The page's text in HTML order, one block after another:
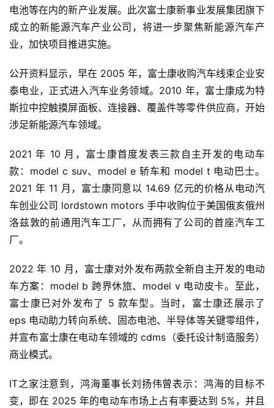
首
页
智
车
时
代
能
源
电池等在内的新产业发展。 此次富士康新事业发展集团旗下
成立的新能源汽车产业公司，将进一步聚焦新能源汽车产
业，加快项目推进实施。
公开资料显示，早在 2005 年，富士康收购汽车线束企业安
泰电业，正式进入汽车业务领域。2010 年，富士康成为特
斯拉中控触摸屏面板、连接器、覆盖件等零件供应商，开始
涉足新能源汽车领域。
2021 年 10 月，富士康首度发表三款自主开发的电动车
款：model c suv、model e 轿车和 model t 电动巴士。
2021 年 11 月，富士康同意以 14.69 亿元的价格从电动汽
车创业公司 lordstown motors 手中收购位于美国俄亥俄州
洛兹敦的前通用汽车工厂，从而拥有了公司的首座汽车工
厂。
2022 年 10 月，富士康对外发布两款全新自主开发的电动
车方案：model b 跨界休旅、model v 电动皮卡。至此，
富士康已对外发布了 5 款车型。当时，富士康还展示了
eps 电动助力转向系统、固态电池、半导体等关键零组件，
并宣布富士康在电动车领域的 cdms（委托设计制造服务）
商业模式。
IT之家注意到，鸿海董事长刘扬伟曾表示：鸿海的目标不
变，即在 2025 年的电动车市场上占有率要达到 5%，并且